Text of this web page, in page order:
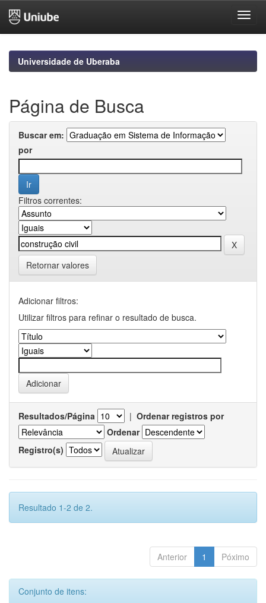
navigationUniversidade de Uberaba
Página de Busca
Buscar em:
por
Filtros correntes:
Retornar valores
Adicionar filtros:
Utilizar filtros para refinar o resultado de busca.
Resultados/Página | Ordenar registros por
Ordenar
Registro(s)
Resultado 1-2 de 2.
Anterior 1 Póximo
Conjunto de itens: